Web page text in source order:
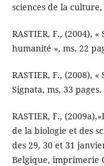
sciences de la
RASTIER, F., (2004),
humanité », ms. 22
RASTIER, F., (2008),
Signata, ms, 33 pages.
RASTIER, F.,
de la biologie et des
des 29, 30 et 31
Belgique, imprimerie